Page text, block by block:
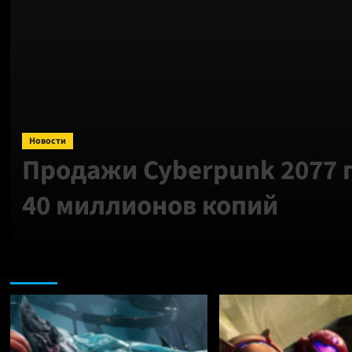
Новости
Продажи Cyberpunk 2077
40 миллионов копий